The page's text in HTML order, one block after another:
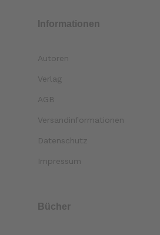
Informationen
Autoren
Verlag
AGB
Versandinformationen
Datenschutz
Impressum
Bücher